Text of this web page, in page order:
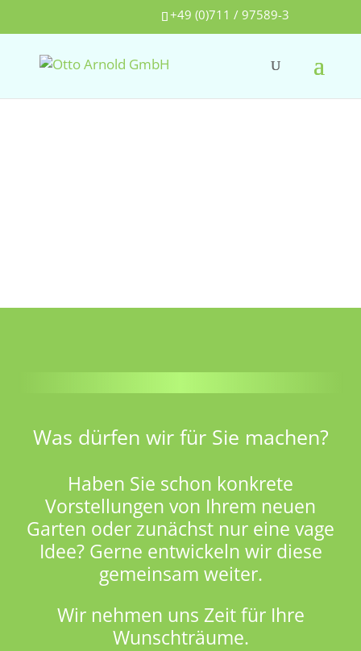
+49 (0)711 / 97589-3
Was dürfen wir für Sie machen?
Haben Sie schon konkrete
Vorstellungen von Ihrem neuen
Garten oder zunächst nur eine vage
Idee? Gerne entwickeln wir diese
gemeinsam weiter.
Wir nehmen uns Zeit für Ihre
Wunschträume.